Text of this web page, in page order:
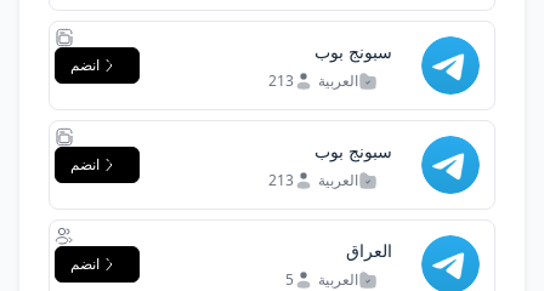
سبونج بوب
العربية 213
انضم
سبونج بوب
العربية 213
انضم
العراق
العربية 5
انضم